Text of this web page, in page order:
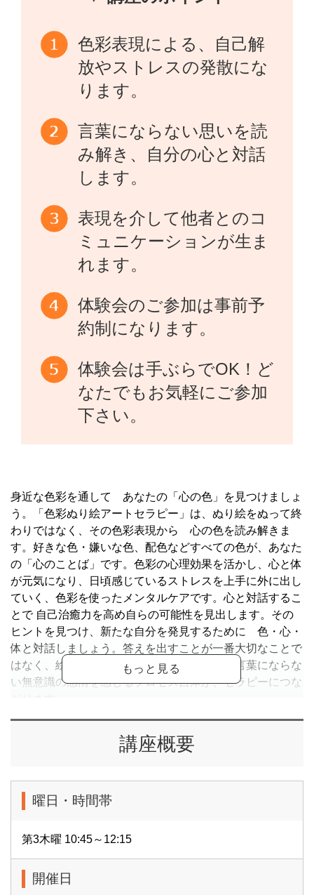
色彩表現による、自己解
放やストレスの発散にな
ります。
言葉にならない思いを読
み解き、自分の心と対話
します。
表現を介して他者とのコ
ミュニケーションが生ま
れます。
体験会のご参加は事前予
約制になります。
体験会は手ぶらでOK！ど
なたでもお気軽にご参加
下さい。
身近な色彩を通して あなたの「心の色」を見つけましょ
う。「色彩ぬり絵アートセラピー」は、ぬり絵をぬって終
わりではなく、その色彩表現から 心の色を読み解きま
す。好きな色・嫌いな色、配色などすべての色が、あなた
の「心のことば」です。色彩の心理効果を活かし、心と体
が元気になり、日頃感じているストレスを上手に外に出し
ていく、色彩を使ったメンタルケアです。心と対話するこ
とで 自己治癒力を高め自らの可能性を見出します。その
ヒントを見つけ、新たな自分を発見するために 色・心・
体と対話しましょう。答えを出すことが一番大切なことで
はなく、絵に語られた心の言葉に耳を傾け、言葉にならな
い無意識の感情を感じるプロセス自体が、セラピーにつな
その内容は「第１回：今のわたしはどんな色、第２回：心
回：コミュニケーション、第５回：これからのわたし、第
６回：今までのぬり絵をならべて」です。一緒に楽しみま
す。
講座概要
曜日・時間帯
第3木曜 10:45～12:15
開催日